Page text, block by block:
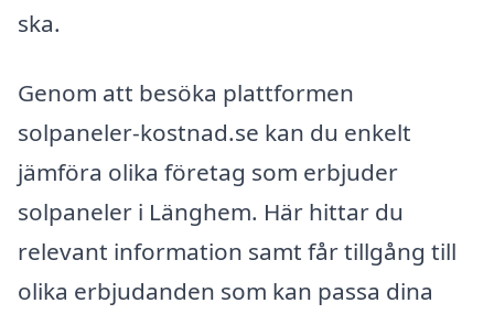
ska.
Genom att besöka plattformen
solpaneler-kostnad.se kan du enkelt
jämföra olika företag som erbjuder
solpaneler i Länghem. Här hittar du
relevant information samt får tillgång till
olika erbjudanden som kan passa dina